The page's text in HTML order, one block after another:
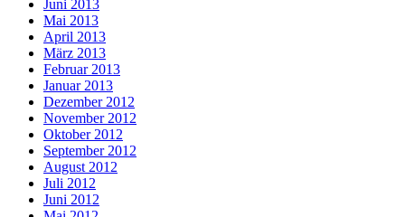
Juni 2013
Mai 2013
April 2013
März 2013
Februar 2013
Januar 2013
Dezember 2012
November 2012
Oktober 2012
September 2012
August 2012
Juli 2012
Juni 2012